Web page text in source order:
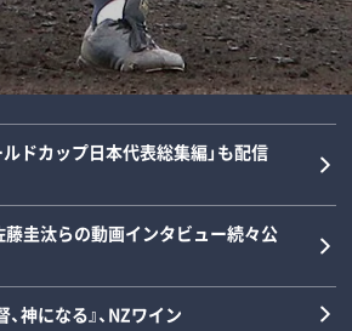
ドカップ日本代表総集編」も配信
藤圭汰らの動画インタビュー続々公
、神になる』、NZワイン